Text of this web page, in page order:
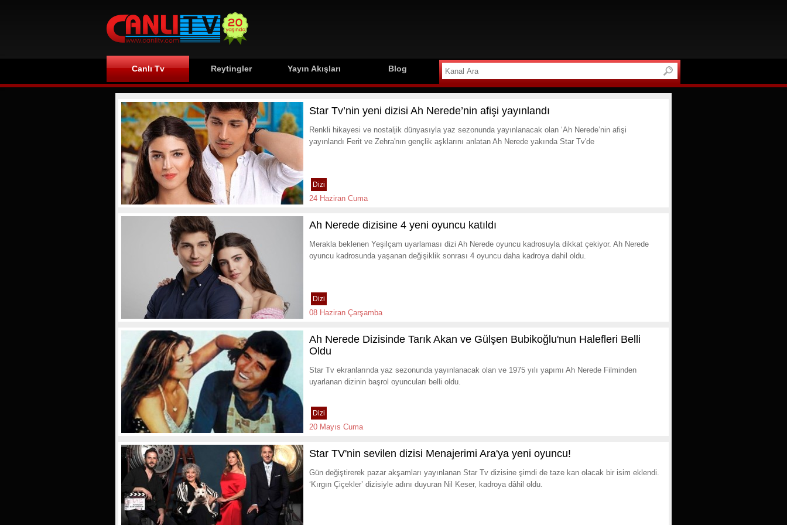
Canlı Tv Reytingler Yayın Akışları Blog
Star Tv’nin yeni dizisi Ah Nerede’nin afişi yayınlandı
Renkli hikayesi ve nostaljik dünyasıyla yaz sezonunda yayınlanacak olan ‘Ah Nerede’nin afişi
yayınlandı Ferit ve Zehra'nın gençlik aşklarını anlatan Ah Nerede yakında Star Tv'de
Dizi
24 Haziran Cuma
Ah Nerede dizisine 4 yeni oyuncu katıldı
Merakla beklenen Yeşilçam uyarlaması dizi Ah Nerede oyuncu kadrosuyla dikkat çekiyor. Ah Nerede
oyuncu kadrosunda yaşanan değişiklik sonrası 4 oyuncu daha kadroya dahil oldu.
Dizi
08 Haziran Çarşamba
Ah Nerede Dizisinde Tarık Akan ve Gülşen Bubikoğlu'nun Halefleri Belli
Oldu
Star Tv ekranlarında yaz sezonunda yayınlanacak olan ve 1975 yılı yapımı Ah Nerede Filminden
uyarlanan dizinin başrol oyuncuları belli oldu.
Dizi
20 Mayıs Cuma
Star TV'nin sevilen dizisi Menajerimi Ara'ya yeni oyuncu!
Gün değiştirerek pazar akşamları yayınlanan Star Tv dizisine şimdi de taze kan olacak bir isim eklendi.
‘Kırgın Çiçekler’ dizisiyle adını duyuran Nil Keser, kadroya dâhil oldu.